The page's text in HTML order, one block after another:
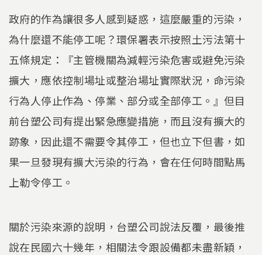
政府的作為讓很多人感到疑惑，這麼嚴重的污染，
為什麼還不能停工呢？環保署表示按照土污法第十
五條規定：『主管機關為減輕污染危害或避免污染
擴大，應依控制場址或整治場址實際狀況，命污染
行為人停止作為、停業、部分或全部停工。』但目
前台塑公司有提出緊急應變措施，而且沒有擴大的
跡象，因此還不需要令其停工，但也立下但書，如
果一旦發現有擴大污染的行為，會在任何時間點馬
上勒令停工。
關於污染來源的說明，台塑公司說法反覆，最後推
說在民國六十幾年，相關法令跟設備都未盡新穎，